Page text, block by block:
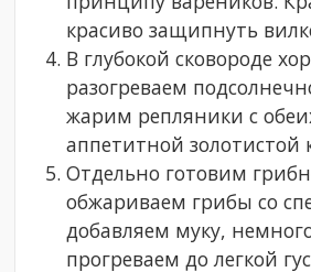
красиво защипнуть
В глубокой сковороде
разогреваем
жарим репляники с
аппетитной золотистой
Отдельно готовим
обжариваем грибы со
добавляем муку,
прогреваем до легкой